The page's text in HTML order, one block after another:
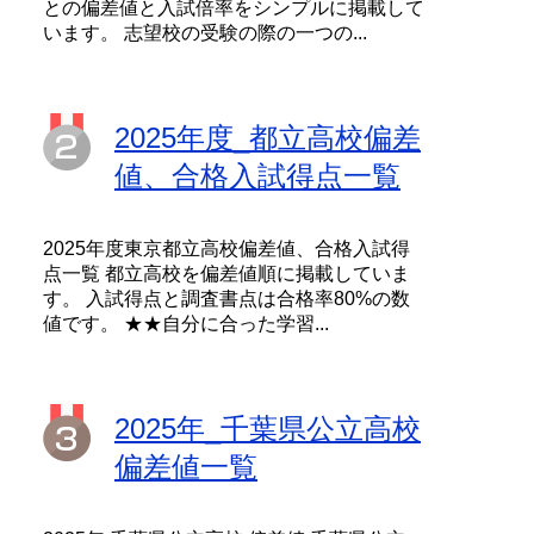
との偏差値と入試倍率をシンプルに掲載して
います。 志望校の受験の際の一つの...
2025年度_都立高校偏差
値、合格入試得点一覧
2025年度東京都立高校偏差値、合格入試得
点一覧 都立高校を偏差値順に掲載していま
す。 入試得点と調査書点は合格率80%の数
値です。 ★★自分に合った学習...
2025年_千葉県公立高校
偏差値一覧